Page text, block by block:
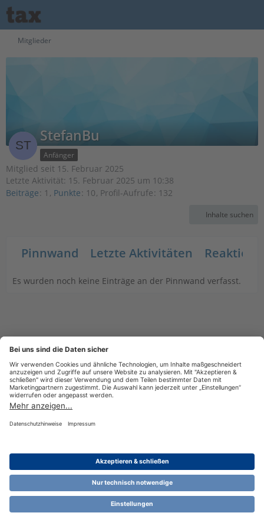
Mitglieder
StefanBu
Anfänger
Mitglied seit 15. Februar 2025
Letzte Aktivität: 15. Februar 2025 um 10:38
Beiträge
1 Punkte 10 Profil-Aufrufe 132
Inhalte suchen
Pinnwand Letzte Aktivitäten
Es wurden noch keine Einträge an der Pinnwand verfasst.
Nutzungsbestimmungen Cookie-Einstellungen
Community-Software:WoltLab Suite™ 6.1.13